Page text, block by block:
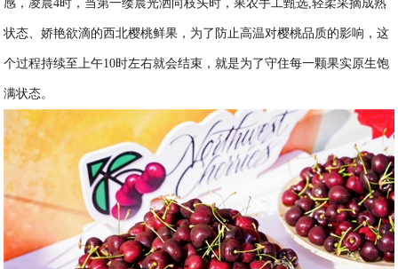
感，凌晨4时，当第一缕晨光洒向枝头时，果农手工甄选,轻柔采摘成熟
状态、娇艳欲滴的西北樱桃鲜果，为了防止高温对樱桃品质的影响，这
个过程持续至上午10时左右就会结束，就是为了守住每一颗果实原生饱
满状态。